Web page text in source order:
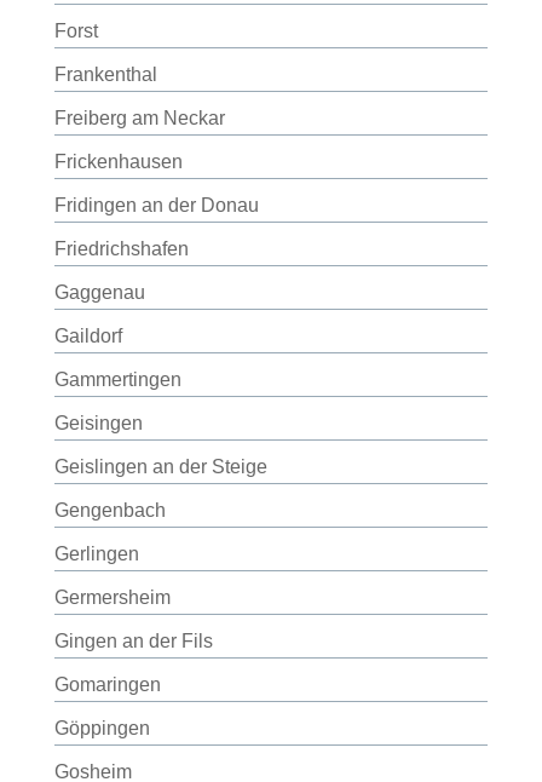
Forst
Frankenthal
Freiberg am Neckar
Frickenhausen
Fridingen an der Donau
Friedrichshafen
Gaggenau
Gaildorf
Gammertingen
Geisingen
Geislingen an der Steige
Gengenbach
Gerlingen
Germersheim
Gingen an der Fils
Gomaringen
Göppingen
Gosheim